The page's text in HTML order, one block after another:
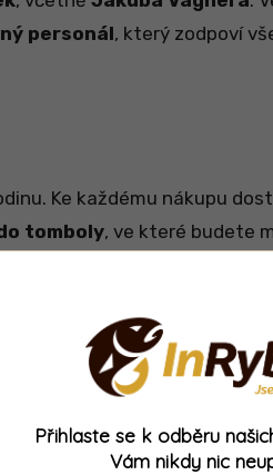
personál, který zodpoví
Ke každému nákupu
tomboly, ve které budete
Přihlaste se k odběru
Vám nikdy nic